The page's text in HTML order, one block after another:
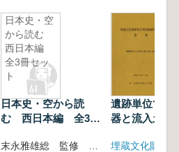
日本史・空
から読む
西日本編
全3冊セッ
ト
日本史・空から読
む 西日本編 全3冊
遺跡単位での
器と流入土
埋蔵文化財研